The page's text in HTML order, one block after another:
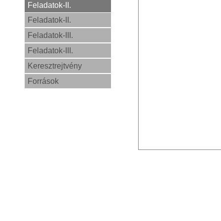
Feladatok-II.
Feladatok-II.
Feladatok-III.
Feladatok-III.
Keresztrejtvény
Források